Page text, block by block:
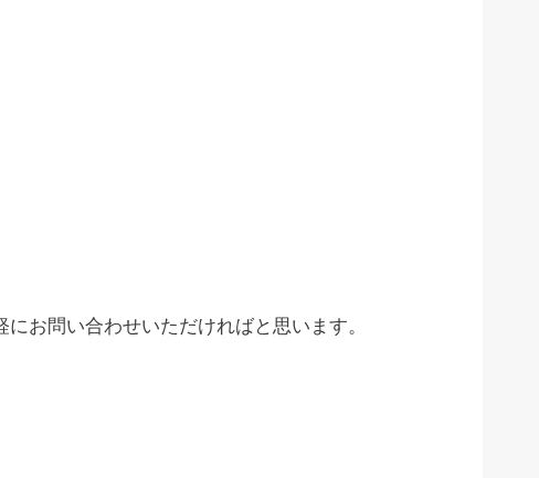
お問い合わせいただければと思います。